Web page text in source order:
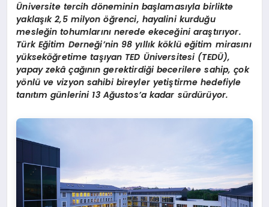
Üniversite tercih döneminin başlamasıyla birlikte
yaklaşık 2,5 milyon öğrenci, hayalini kurduğu
mesleğin tohumlarını nerede ekeceğini araştırıyor.
Türk Eğitim Derneği’nin 98 yıllık köklü eğitim mirasını
yükseköğretime taşıyan TED Üniversitesi (TEDÜ),
yapay zekâ çağının gerektirdiği becerilere sahip, çok
yönlü ve vizyon sahibi bireyler yetiştirme hedefiyle
tanıtım günlerini 13 Ağustos’a kadar sürdürüyor.